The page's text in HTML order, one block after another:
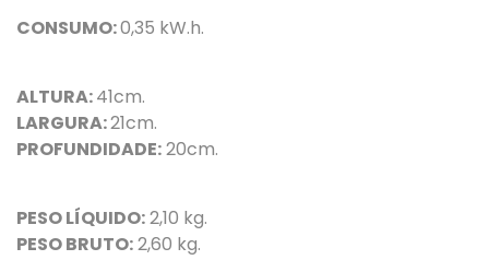
CONSUMO:0,35 kW.h.
ALTURA:41cm.
LARGURA:21cm.
PROFUNDIDADE:20cm.
PESO LÍQUIDO:2,10 kg.
PESO BRUTO:2,60 kg.